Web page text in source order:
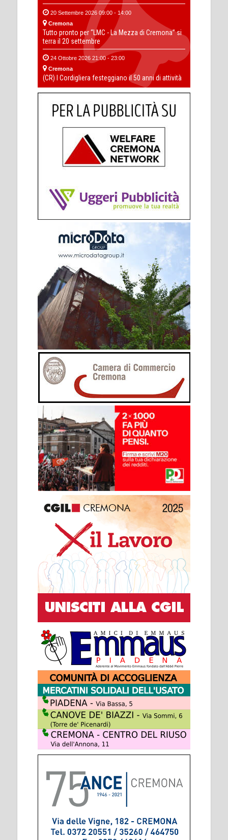
20 Settembre 2026 09:00 - 14:00
Cremona
Tutto pronto per “LMC - La Mezza di Cremona” si
terra il 20 settembre
24 Ottobre 2026 21:00 - 23:00
Cremona
(CR) I Cordigliera festeggiano il 50 anni di attività